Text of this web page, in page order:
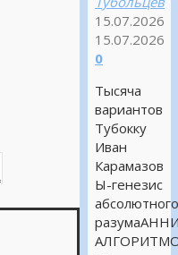
15.07.2026
15.07.2026
0
Тысяча
вариантов
Тубокку
Иван
Карамазов
Ы-генезис